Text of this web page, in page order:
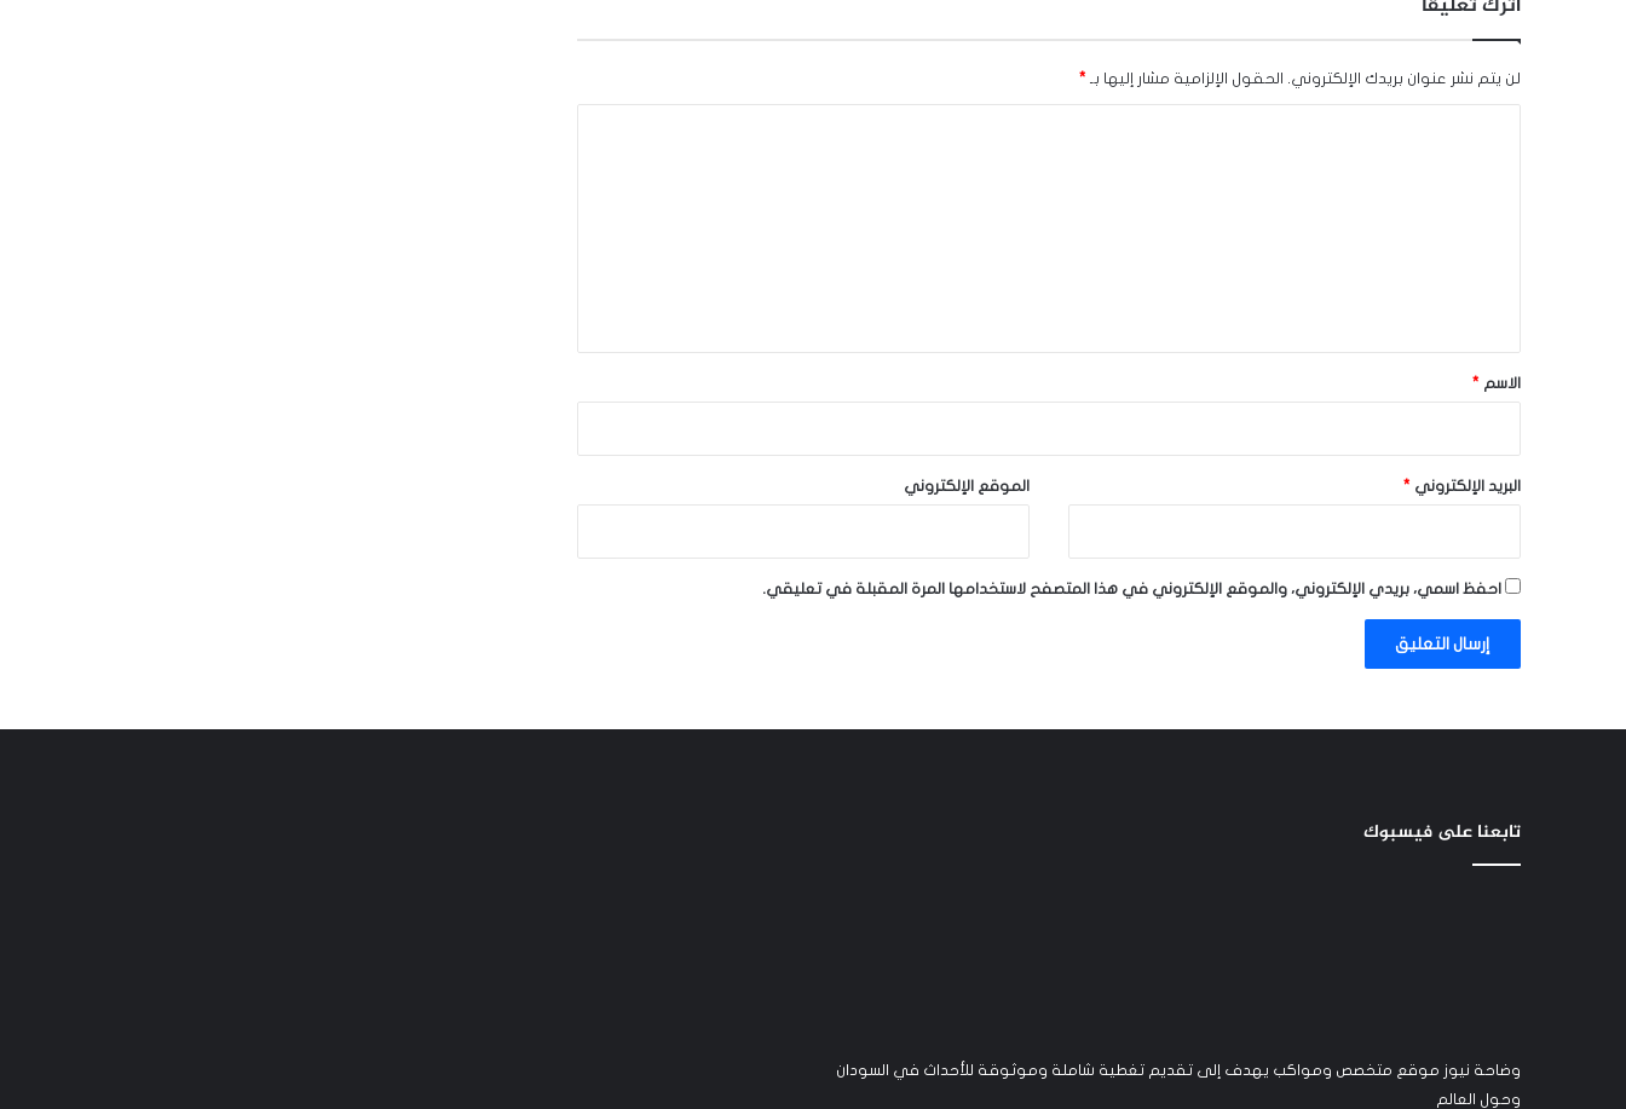
لن يتم نشر عنوان بريدك الإلكتروني. الحقول الإلزامية مشار إليها بـ *
*الاسم *
البريد الإلكتروني * الموقع الإلكتروني
احفظ اسمي، بريدي الإلكتروني، والموقع الإلكتروني في هذا المتصفح لاستخدامها المرة المقبلة في تعليقي.
تابعنا على فيسبوك
وضاحة نيوز موقع متخصص ومواكب يهدف إلى تقديم تغطية شاملة وموثوقة للأحداث في السودان
وحول العالم